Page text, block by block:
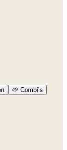
🌱 Combi’s